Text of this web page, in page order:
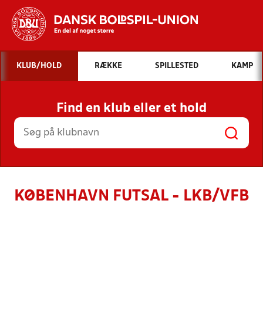
Hvad vil du søge efter?
INDHOLD OG NYHEDER
STILLINGER, RESULTATER, KLUBBER OG
HOLD
KLUB/HOLD RÆKKE SPILLESTED KAMP
Find en klub eller et hold
KØBENHAVN FUTSAL - LKB/VFB